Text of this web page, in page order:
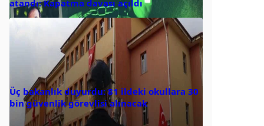
atandı: Kapatma davası açıldı
Üç bakanlık duyurdu: 81 ildeki okullara 30
bin güvenlik görevlisi alınacak